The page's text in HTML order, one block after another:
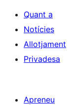
Quant a
Notícies
Allotjament
Privadesa
Apreneu